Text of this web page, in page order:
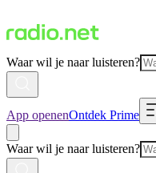
Waar wil je naar luisteren?
App openenOntdek Prime
Waar wil je naar luisteren?